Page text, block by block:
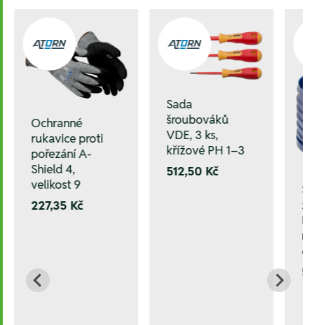
Ochranné
rukavice proti
pořezání A-
Shield 4,
velikost 9
227,35 Kč
Sada
šroubováků
VDE, 3 ks,
křížové PH 1–3
512,50 Kč